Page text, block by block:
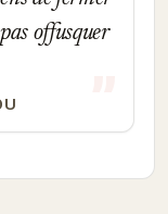
offusquer